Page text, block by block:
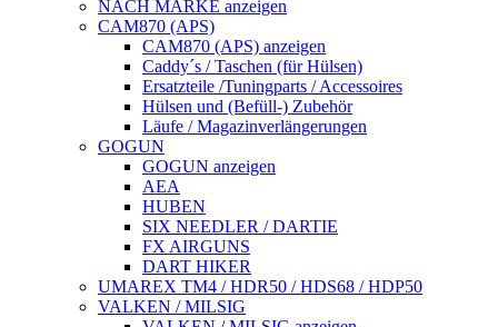
NACH MARKE anzeigen
CAM870 (APS)
CAM870 (APS) anzeigen
Caddy´s / Taschen (für Hülsen)
Ersatzteile /Tuningparts / Accessoires
Hülsen und (Befüll-) Zubehör
Läufe / Magazinverlängerungen
GOGUN
GOGUN anzeigen
AEA
HUBEN
SIX NEEDLER / DARTIE
FX AIRGUNS
DART HIKER
UMAREX TM4 / HDR50 / HDS68 / HDP50
VALKEN / MILSIG